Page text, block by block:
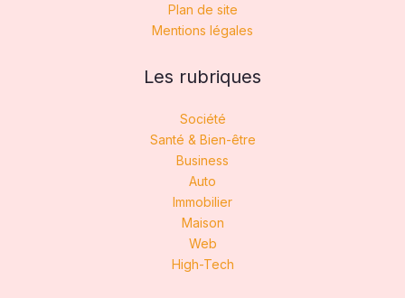
Plan de site
Mentions légales
Les rubriques
Société
Santé & Bien-être
Business
Auto
Immobilier
Maison
Web
High-Tech